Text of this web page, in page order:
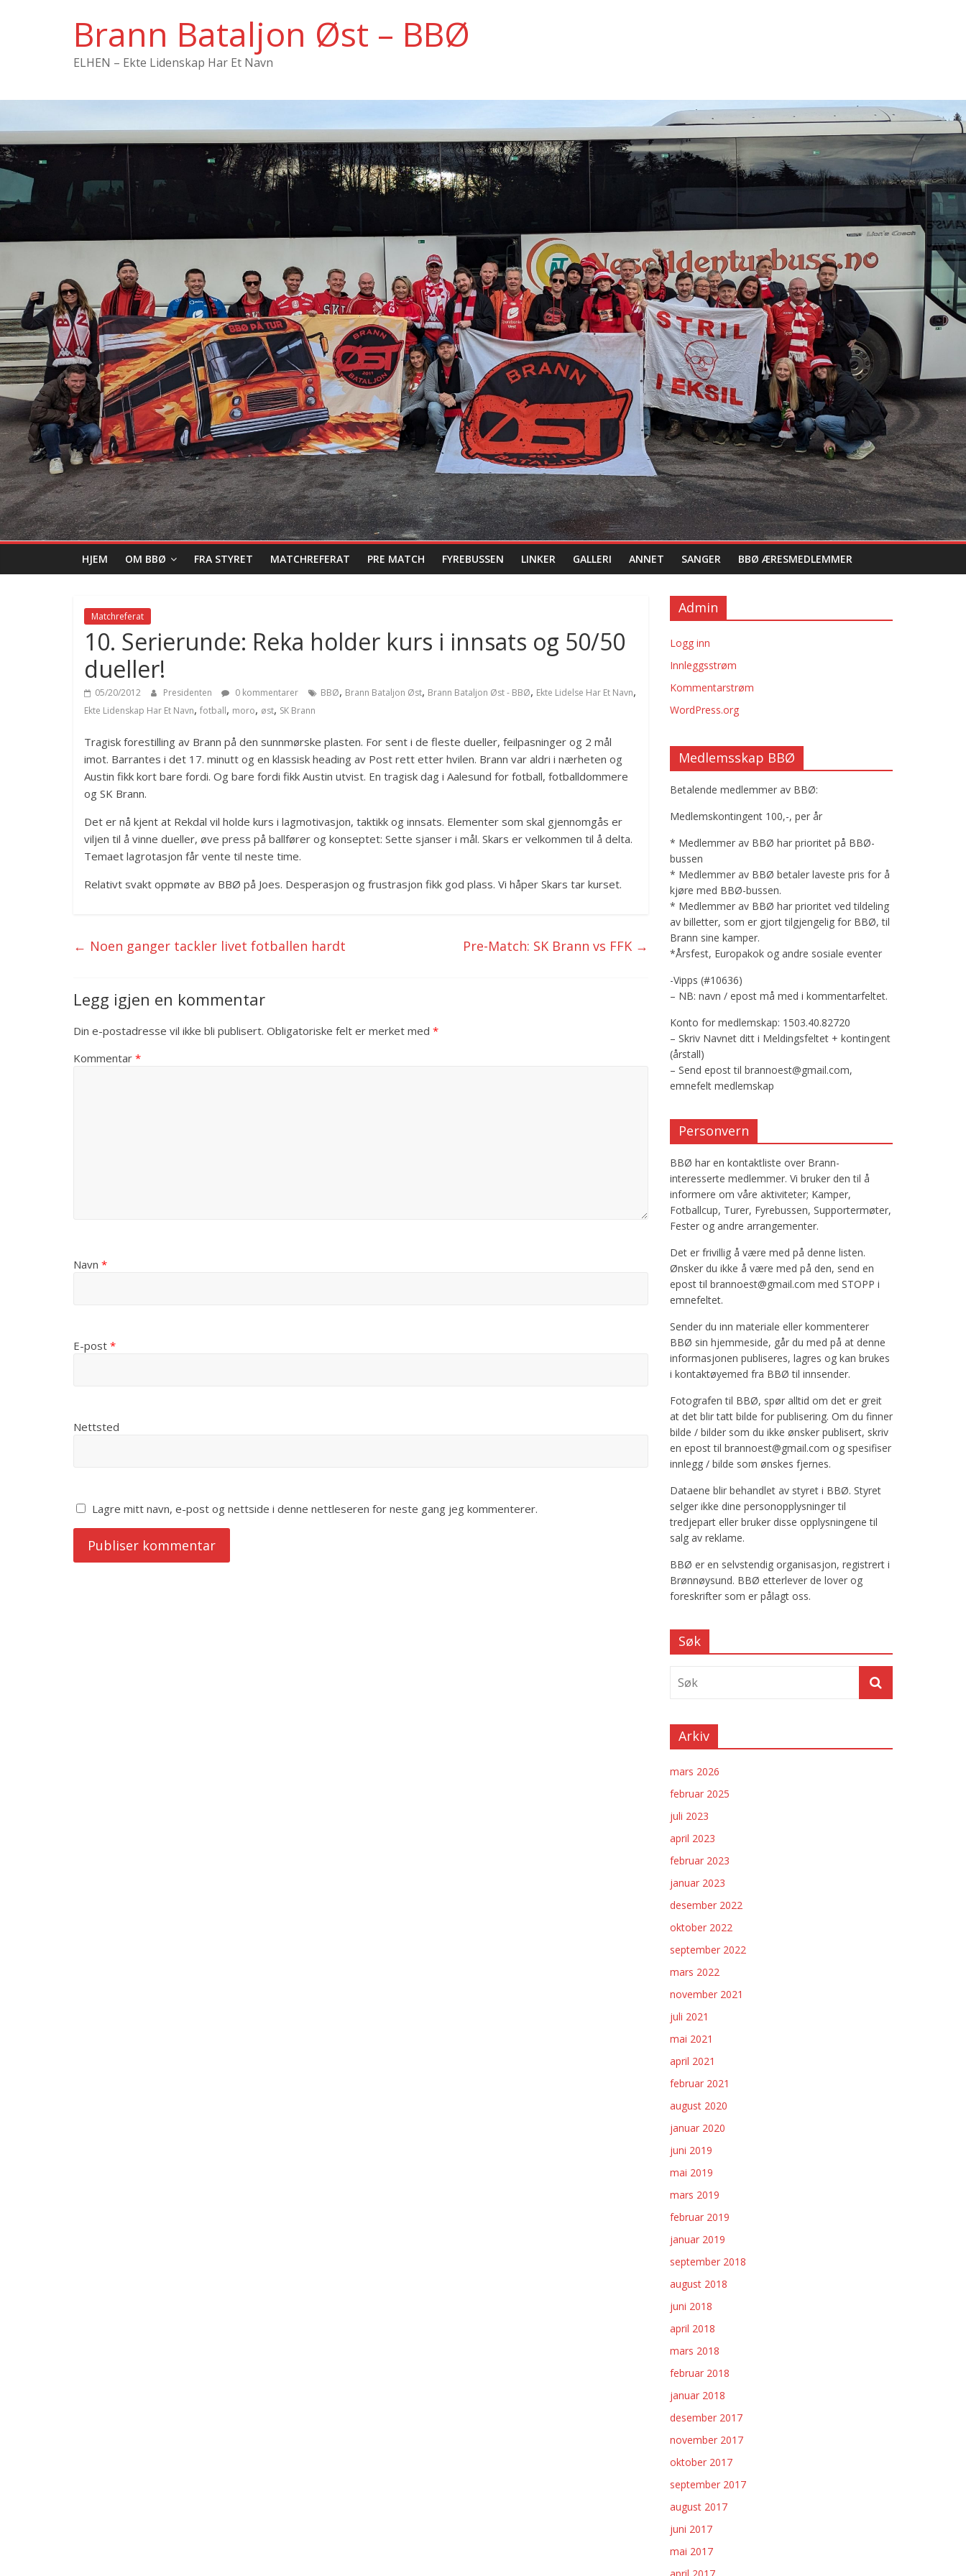
Brann Bataljon Øst – BBØ
ELHEN – Ekte Lidenskap Har Et Navn
HJEM OM BBØ FRA STYRET MATCHREFERAT PRE MATCH FYREBUSSEN LINKER GALLERI ANNET SANGER BBØ ÆRESMEDLEMMER
Matchreferat
10. Serierunde: Reka holder kurs i innsats og 50/50
dueller!
05/20/2012 Presidenten 0 kommentarer BBØ, Brann Bataljon Øst, Brann Bataljon Øst - BBØ, Ekte Lidelse Har Et Navn,
Ekte Lidenskap Har Et Navn, fotball, moro, øst, SK Brann
Tragisk forestilling av Brann på den sunnmørske plasten. For sent i de fleste dueller, feilpasninger og 2 mål
imot. Barrantes i det 17. minutt og en klassisk heading av Post rett etter hvilen. Brann var aldri i nærheten og
Austin fikk kort bare fordi. Og bare fordi fikk Austin utvist. En tragisk dag i Aalesund for fotball, fotballdommere
og SK Brann.
Det er nå kjent at Rekdal vil holde kurs i lagmotivasjon, taktikk og innsats. Elementer som skal gjennomgås er
viljen til å vinne dueller, øve press på ballfører og konseptet: Sette sjanser i mål. Skars er velkommen til å delta.
Temaet lagrotasjon får vente til neste time.
Relativt svakt oppmøte av BBØ på Joes. Desperasjon og frustrasjon fikk god plass. Vi håper Skars tar kurset.
← Noen ganger tackler livet fotballen hardt Pre-Match: SK Brann vs FFK →
Legg igjen en kommentar
Din e-postadresse vil ikke bli publisert. Obligatoriske felt er merket med *
Kommentar *
Navn *
E-post *
Nettsted
Lagre mitt navn, e-post og nettside i denne nettleseren for neste gang jeg kommenterer.
Admin
Logg inn
Innleggsstrøm
Kommentarstrøm
WordPress.org
Medlemsskap BBØ
Betalende medlemmer av BBØ:
Medlemskontingent 100,-, per år
* Medlemmer av BBØ har prioritet på BBØ-
bussen
* Medlemmer av BBØ betaler laveste pris for å
kjøre med BBØ-bussen.
* Medlemmer av BBØ har prioritet ved tildeling
av billetter, som er gjort tilgjengelig for BBØ, til
Brann sine kamper.
*Årsfest, Europakok og andre sosiale eventer
-Vipps (#10636)
– NB: navn / epost må med i kommentarfeltet.
Konto for medlemskap: 1503.40.82720
– Skriv Navnet ditt i Meldingsfeltet + kontingent
(årstall)
– Send epost til brannoest@gmail.com,
emnefelt medlemskap
Personvern
BBØ har en kontaktliste over Brann-
interesserte medlemmer. Vi bruker den til å
informere om våre aktiviteter; Kamper,
Fotballcup, Turer, Fyrebussen, Supportermøter,
Fester og andre arrangementer.
Det er frivillig å være med på denne listen.
Ønsker du ikke å være med på den, send en
epost til brannoest@gmail.com med STOPP i
emnefeltet.
Sender du inn materiale eller kommenterer
BBØ sin hjemmeside, går du med på at denne
informasjonen publiseres, lagres og kan brukes
i kontaktøyemed fra BBØ til innsender.
Fotografen til BBØ, spør alltid om det er greit
at det blir tatt bilde for publisering. Om du finner
bilde / bilder som du ikke ønsker publisert, skriv
en epost til brannoest@gmail.com og spesifiser
innlegg / bilde som ønskes fjernes.
Dataene blir behandlet av styret i BBØ. Styret
selger ikke dine personopplysninger til
tredjepart eller bruker disse opplysningene til
salg av reklame.
BBØ er en selvstendig organisasjon, registrert i
Brønnøysund. BBØ etterlever de lover og
foreskrifter som er pålagt oss.
Søk
Arkiv
mars 2026
februar 2025
juli 2023
april 2023
februar 2023
januar 2023
desember 2022
oktober 2022
september 2022
mars 2022
november 2021
juli 2021
mai 2021
april 2021
februar 2021
august 2020
januar 2020
juni 2019
mai 2019
mars 2019
februar 2019
januar 2019
september 2018
august 2018
juni 2018
april 2018
mars 2018
februar 2018
januar 2018
desember 2017
november 2017
oktober 2017
september 2017
august 2017
juni 2017
mai 2017